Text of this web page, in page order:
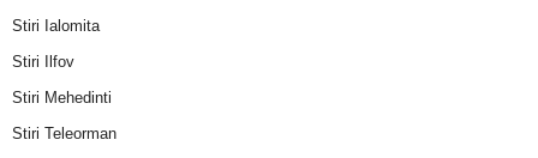
Stiri Ialomita
Stiri Ilfov
Stiri Mehedinti
Stiri Teleorman